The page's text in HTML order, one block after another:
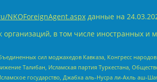
NKOForeignAgent.aspx данные на
в том числе иностранных и
сил моджахедов Кавказа, Конгресс
Талибан, Исламская партия Туркестана,
государство, Джабха аль-Нусра ли-Ахль